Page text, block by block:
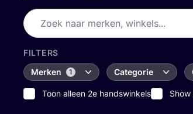
FILTERS
Merken
1 Categorie
Toon alleen 2e handswinkels